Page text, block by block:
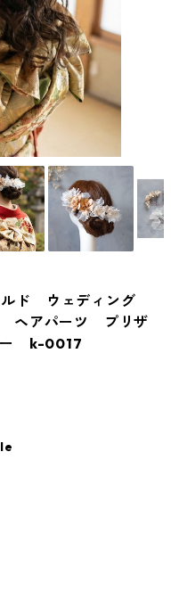
ド ウェディング
アパーツ プリザ
ー k-0017